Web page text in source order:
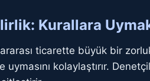
Kurallara
ticarette büyük bir
kolaylaştırır.